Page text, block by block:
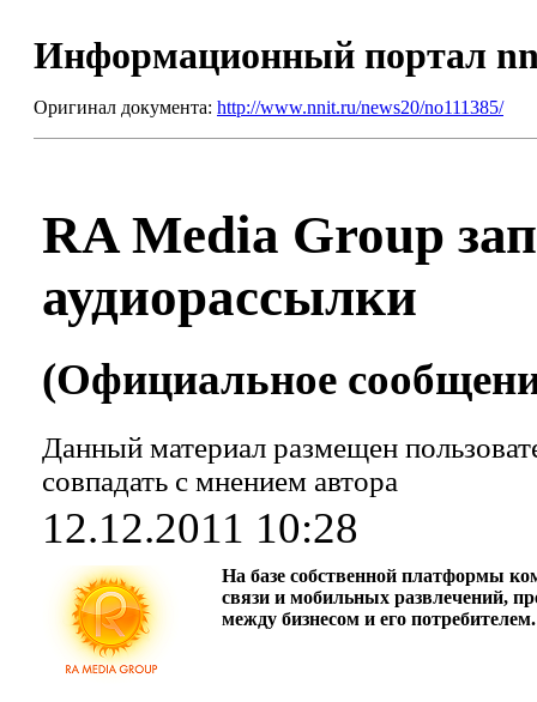
Информационный портал
Оригинал документа: http://www.nnit.ru/news20/no111385/
RA Media Group
аудиорассылки
(Официальное
Данный материал размещен
совпадать с мнением автора
12.12.2011 10:28
На базе собственной платформы
связи и мобильных развлечений,
между бизнесом и его потребителем.